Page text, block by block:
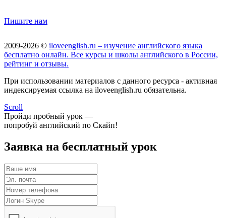
Пишите нам
2009-2026 © iloveenglish.ru – изучение английского языка
бесплатно онлайн. Все курсы и школы английского в России,
рейтинг и отзывы.
При использовании материалов с данного ресурса - активная
индексируемая ссылка на iloveenglish.ru обязательна.
Scroll
Пройди пробный урок —
попробуй английский по Скайп!
Заявка на бесплатный урок